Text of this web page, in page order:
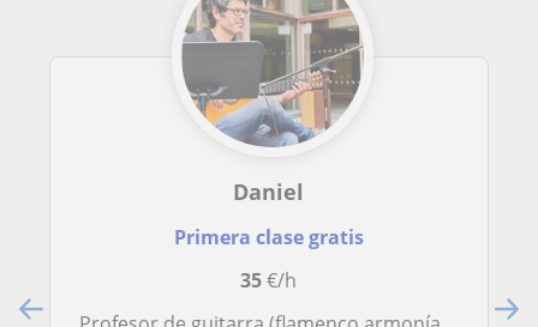
Daniel
Primera clase gratis
35€/h